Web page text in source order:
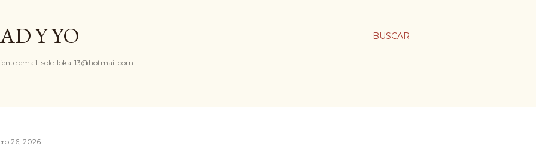
BUSCAR
Y YO
email: sole-loka-13@hotmail.com
26, 2026